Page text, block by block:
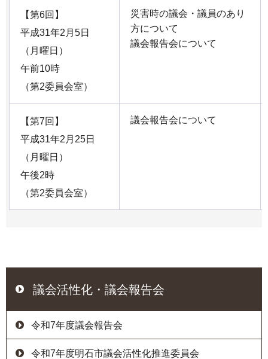
【第6回】
平成31年2月5日
（月曜日）
午前10時
（第2委員会室）
災害時の議会・議員のあり
方について
議会報告会について
【第7回】
平成31年2月25日
（月曜日）
午後2時
（第2委員会室）
議会報告会について
議会活性化・議会報告会
令和7年度議会報告会
令和7年度明石市議会活性化推進委員会